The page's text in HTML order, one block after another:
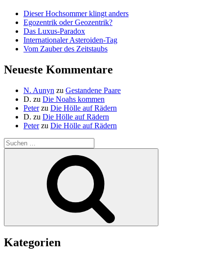
Dieser Hochsommer klingt anders
Egozentrik oder Geozentrik?
Das Luxus-Paradox
Internationaler Asteroiden-Tag
Vom Zauber des Zeitstaubs
Neueste Kommentare
N. Aunyn zu Gestandene Paare
D. zu Die Noahs kommen
Peterzu Die Hölle auf Rädern
D. zu Die Hölle auf Rädern
Peterzu Die Hölle auf Rädern
Suche
nach:
Kategorien